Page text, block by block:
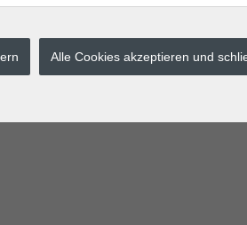
Alle Cookies akzeptieren und